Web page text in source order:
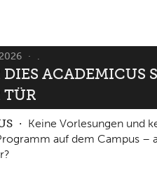
.
DIES ACADEMICUS
TÜR
Keine Vorlesungen und
auf dem Campus –